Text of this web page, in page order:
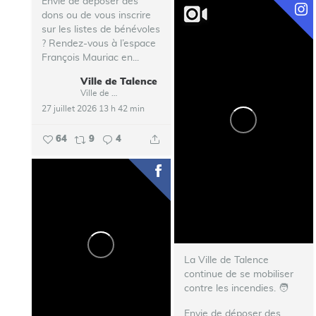
dons ou de vous inscrire
sur les listes de bénévoles
? Rendez-vous à l’espace
François Mauriac en...
Ville de Talence
27 juillet 2026 13 h 42 min
64 9 4
La Ville de Talence
continue de se mobiliser
contre les incendies. ‍🧑‍
Envie de déposer des